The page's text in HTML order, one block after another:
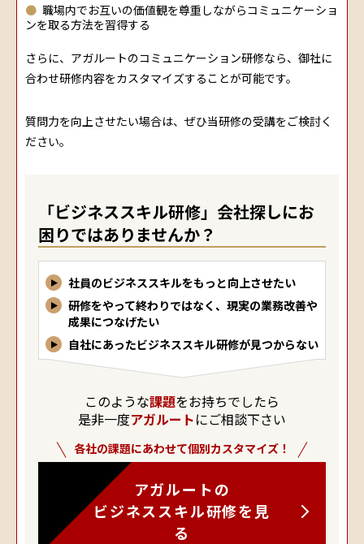
職場内でお互いの価値観を尊重しながらコミュニケーショ
ンを取る方法を習得する
さらに、アガルートのコミュニケーション研修なら、御社に
合わせ研修内容をカスタマイズすることが可能です。
質問力を向上させたい場合は、ぜひ当研修の受講をご検討く
ださい。
「ビジネススキル研修」会社探しにお
困りではありませんか？
社員のビジネススキルをもっと向上させたい
研修をやって終わりではなく、現実の業務改善や
成果につなげたい
自社にあったビジネススキル研修が見つからない
このような課題をお持ちでしたら
是非一度アガルートにご相談下さい
各社の課題にあわせて個別カスタマイズ！
アガルートの
ビジネススキル研修を見
る